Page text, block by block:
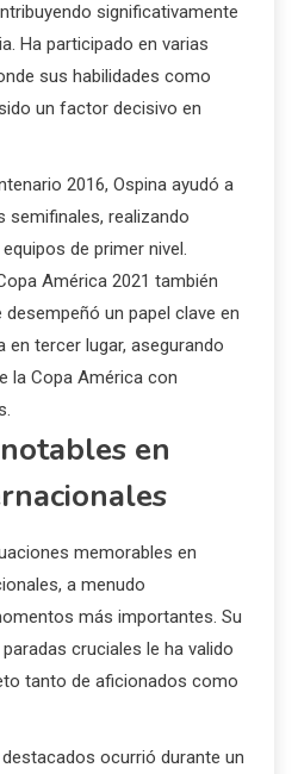
significativamente
Ha participado en varias
sus habilidades como
un factor decisivo en
2016, Ospina ayudó a
semifinales, realizando
de primer nivel.
América 2021 también
un papel clave en
en tercer lugar, asegurando
la Copa América con
en
memorables en
a menudo
más importantes. Su
cruciales le ha valido
tanto de aficionados como
ocurrió durante un